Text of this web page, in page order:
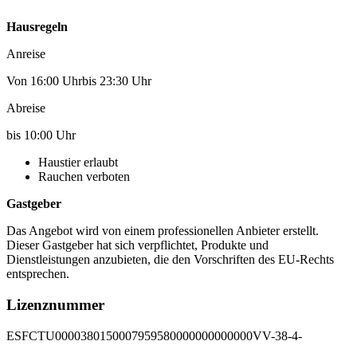
Hausregeln
Anreise
Von 16:00 Uhrbis 23:30 Uhr
Abreise
bis 10:00 Uhr
Haustier erlaubt
Rauchen verboten
Gastgeber
Das Angebot wird von einem professionellen Anbieter erstellt.
Dieser Gastgeber hat sich verpflichtet, Produkte und
Dienstleistungen anzubieten, die den Vorschriften des EU-Rechts
entsprechen.
Lizenznummer
ESFCTU0000380150007959580000000000000VV-38-4-